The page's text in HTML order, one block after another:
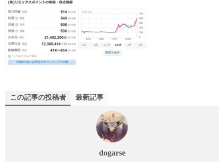
この記事の投稿者 最新記事
dogarse